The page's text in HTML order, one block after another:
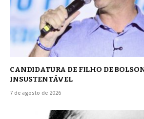
CANDIDATURA DE FILHO DE
INSUSTENTÁVEL
7 de agosto de 2026